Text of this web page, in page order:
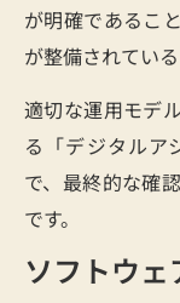
が明確であるこ
が整備されてい
適切な運用モデ
る「デジタルア
で、最終的な確
です。
ソフトウ